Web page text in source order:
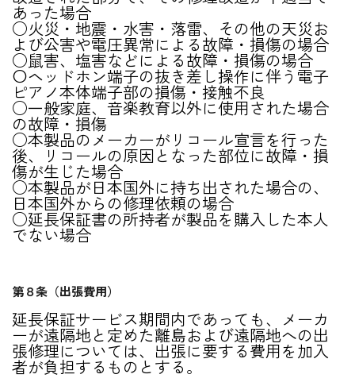
あった場合
○火災・地震・水害・落雷、その他の天災お
よび公害や電圧異常による故障・損傷の場合
○鼠害、塩害などによる故障・損傷の場合
〇ヘッドホン端子の抜き差し操作に伴う電子
ピアノ本体端子部の損傷・接触不良
○一般家庭、音楽教育以外に使用された場合
の故障・損傷
○本製品のメーカーがリコール宣言を行った
後、リコールの原因となった部位に故障・損
傷が生じた場合
○本製品が日本国外に持ち出された場合の、
日本国外からの修理依頼の場合
○延長保証書の所持者が製品を購入した本人
でない場合
第８条（出張費用）
延長保証サービス期間内であっても、メーカ
ーが遠隔地と定めた離島および遠隔地への出
張修理については、出張に要する費用を加入
者が負担するものとする。